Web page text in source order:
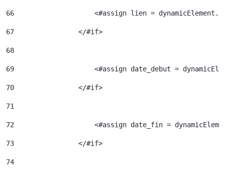
66
<#assign lien =
67
                </#if>
68
69
<#assign date_debut =
70
                </#if>
71
72
<#assign date_fin =
73
                </#if>
74